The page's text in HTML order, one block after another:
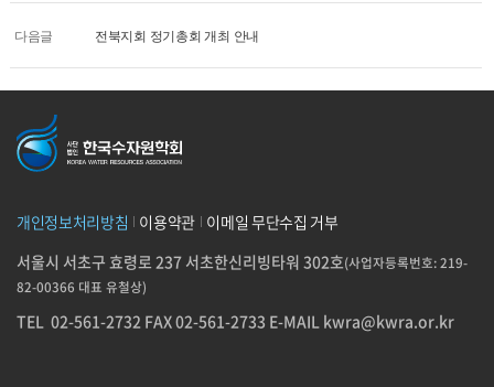
다음글 전북지회 정기총회 개최 안내
개인정보처리방침 이용약관 이메일 무단수집 거부
서울시 서초구 효령로 237 서초한신리빙타워 302호(사업자등록번호: 219-
82-00366 대표 유철상)
TEL 02-561-2732 FAX 02-561-2733 E-MAIL kwra@kwra.or.kr